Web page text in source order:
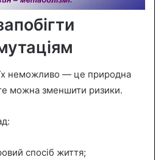
неможливо — це природна
можна зменшити ризики.
спосіб життя;